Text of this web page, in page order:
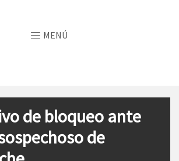
MENÚ
de bloqueo ante
de